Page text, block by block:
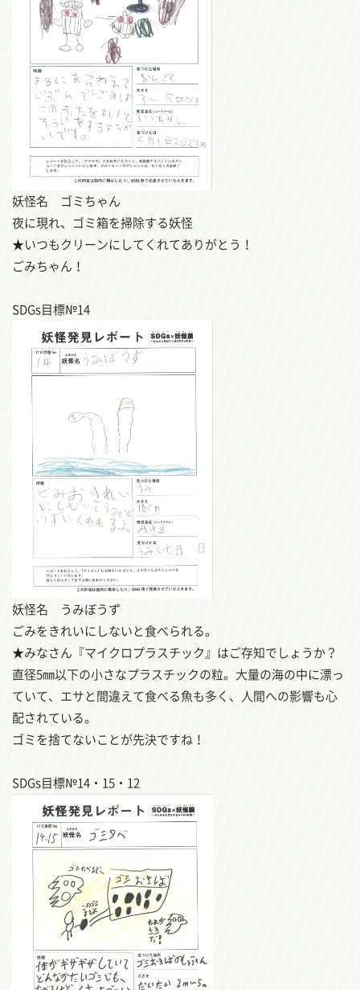
妖怪名 ゴミちゃん
夜に現れ、ゴミ箱を掃除する妖怪
★いつもクリーンにしてくれてありがとう！
ごみちゃん！
SDGs目標№14
妖怪名 うみぼうず
ごみをきれいにしないと食べられる。
★みなさん『マイクロプラスチック』はご存知でしょうか？
直径5㎜以下の小さなプラスチックの粒。大量の海の中に漂っ
ていて、エサと間違えて食べる魚も多く、人間への影響も心
配されている。
ゴミを捨てないことが先決ですね！
SDGs目標№14・15・12